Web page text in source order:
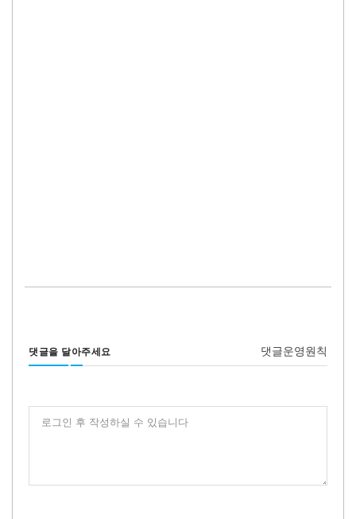
댓글을 달아주세요 댓글운영원칙
로그인 후 작성하실 수 있습니다